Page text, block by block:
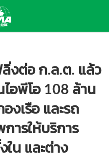
วามปลอดภัย ไม่สามารถปิดได้
ลิ่งต่อ ก.ล.ต. แล้ว
ไอพีโอ 108 ล้าน
งเรือ และรถ
ารให้บริการ
น และต่าง